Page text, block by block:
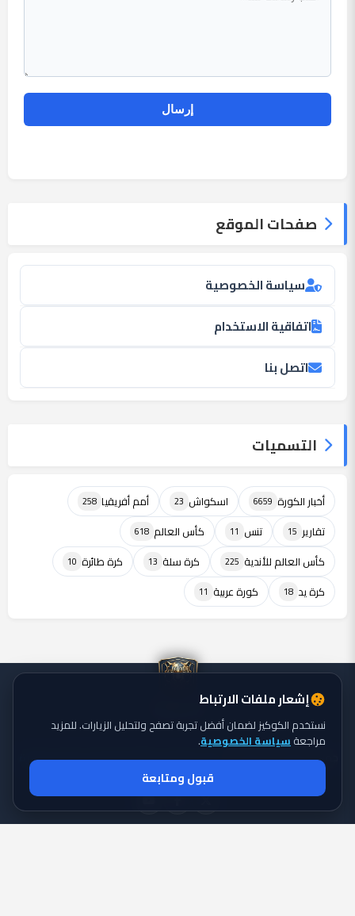
صفحات الموقع
سياسة الخصوصية
اتفاقية الاستخدام
اتصل بنا
التسميات
أخبار الكورة 6659 اسكواش 23 أمم أفريقيا 258
تقارير 15 تنس 11 كأس العالم 618
كأس العالم للأندية 225 كرة سلة 13 كرة طائرة 10
كرة يد 18 كورة عربية 11
جميع الحقوق محفوظة ©تايجر الكورة: موقع يقدم أحدث أخبار الكورة
2026
إشعار ملفات الارتباط
نستخدم الكوكيز لضمان أفضل تجربة تصفح ولتحليل الزيارات. للمزيد
مراجعةسياسة الخصوصية.
قبول ومتابعة